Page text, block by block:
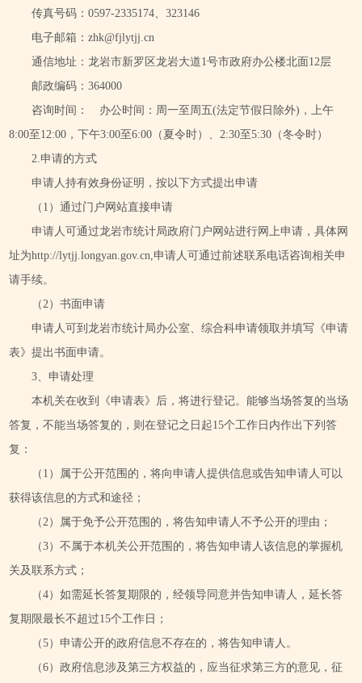
传真号码：0597-2335174、323146
电子邮箱：zhk@fjlytjj.cn
通信地址：龙岩市新罗区龙岩大道1号市政府办公楼北面12层
邮政编码：364000
咨询时间： 办公时间：周一至周五(法定节假日除外)，上午
8:00至12:00，下午3:00至6:00（夏令时）、2:30至5:30（冬令时）
2.申请的方式
申请人持有效身份证明，按以下方式提出申请
（1）通过门户网站直接申请
申请人可通过龙岩市统计局政府门户网站进行网上申请，具体网
址为http://lytjj.longyan.gov.cn,申请人可通过前述联系电话咨询相关申
请手续。
（2）书面申请
申请人可到龙岩市统计局办公室、综合科申请领取并填写《申请
表》提出书面申请。
3、申请处理
本机关在收到《申请表》后，将进行登记。能够当场答复的当场
答复，不能当场答复的，则在登记之日起15个工作日内作出下列答
复：
（1）属于公开范围的，将向申请人提供信息或告知申请人可以
获得该信息的方式和途径；
（2）属于免予公开范围的，将告知申请人不予公开的理由；
（3）不属于本机关公开范围的，将告知申请人该信息的掌握机
关及联系方式；
（4）如需延长答复期限的，经领导同意并告知申请人，延长答
复期限最长不超过15个工作日；
（5）申请公开的政府信息不存在的，将告知申请人。
（6）政府信息涉及第三方权益的，应当征求第三方的意见，征